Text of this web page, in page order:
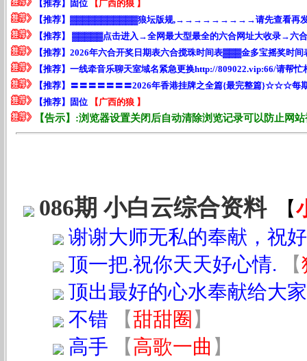
086期 小白云综合资料 【
谢谢大师无私的奉献，祝
顶一把.祝你天天好心情.
【
顶出最好的心水奉献给大家
不错
【甜甜圈 】
高手
【高歌一曲 】